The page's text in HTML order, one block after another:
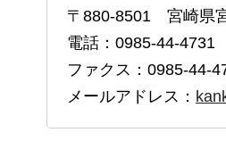
〒880-8501 宮崎県
電話：0985-44-4731
ファクス：0985-44-
メールアドレス：